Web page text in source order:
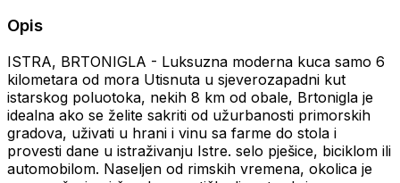
Opis
ISTRA, BRTONIGLA - Luksuzna moderna kuca samo 6
kilometara od mora Utisnuta u sjeverozapadni kut
istarskog poluotoka, nekih 8 km od obale, Brtonigla je
idealna ako se želite sakriti od užurbanosti primorskih
gradova, uživati ​​u hrani i vinu sa farme do stola i
provesti dane u istraživanju Istre. selo pješice, biciklom ili
automobilom. Naseljen od rimskih vremena, okolica je